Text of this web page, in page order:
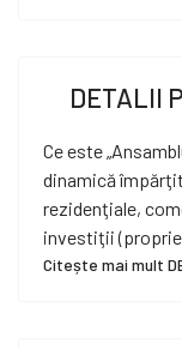
DETALII
Ce este
dinamică
rezidenţiale,
investiţii
Citește mai mult